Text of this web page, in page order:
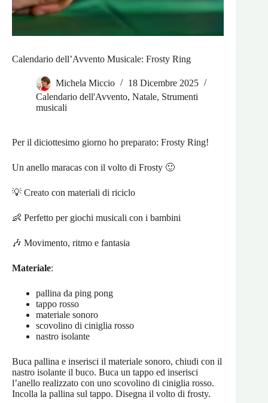
Calendario dell’Avvento Musicale: Frosty Ring
Michela Miccio
18 Dicembre 2025
Calendario dell'Avvento, Natale, Strumenti
musicali
Per il diciottesimo giorno ho preparato: Frosty Ring!
Un anello maracas con il volto di Frosty 🙂
💡 Creato con materiali di riciclo
👶 Perfetto per giochi musicali con i bambini
🎶 Movimento, ritmo e fantasia
Materiale:
pallina da ping pong
tappo rosso
materiale sonoro
scovolino di ciniglia rosso
nastro isolante
Buca pallina e inserisci il materiale sonoro, chiudi con il
nastro isolante il buco. Buca un tappo ed inserisci
l’anello realizzato con uno scovolino di ciniglia rosso.
Incolla la pallina sul tappo. Disegna il volto di frosty.